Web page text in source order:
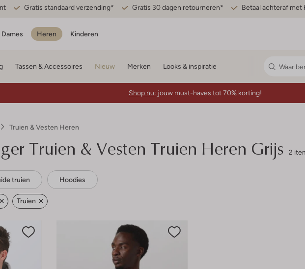
Gratis standaard verzending* Gratis 30 dagen retourneren* Betaal achteraf met
Dames Heren Kinderen
Tassen & Accessoires Nieuw Merken Looks & inspiratie
Shop nu: jouw must-haves tot 70% korting!
Truien & Vesten Heren
Truien & Vesten Truien Heren Grijs 2
truien Hoodies
Truien